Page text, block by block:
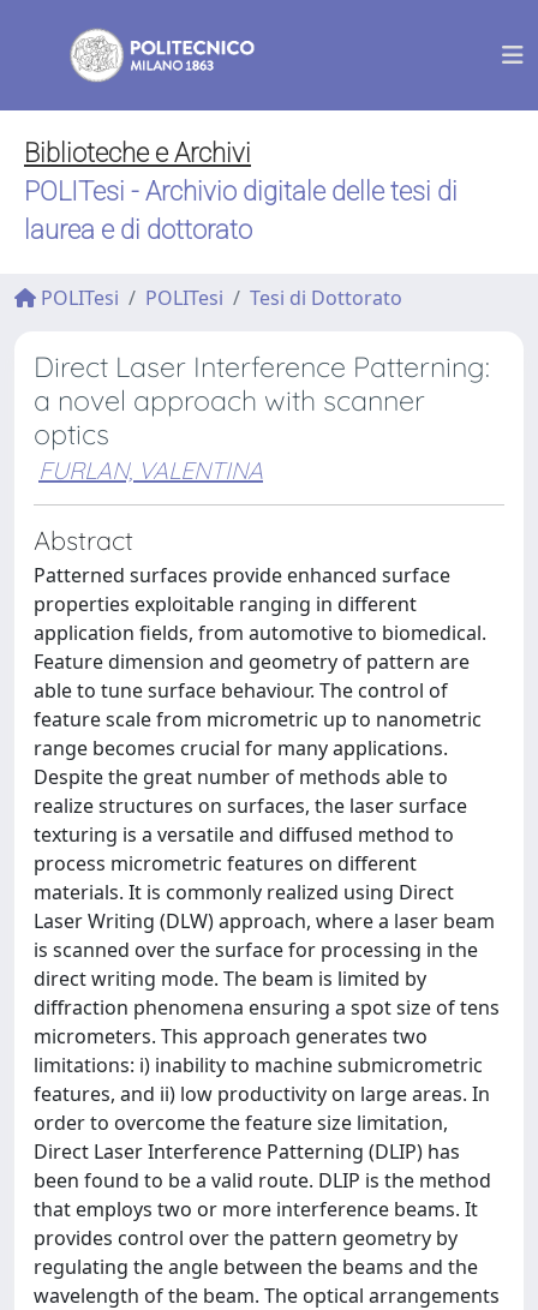
Biblioteche e Archivi
POLITesi - Archivio digitale delle tesi di
laurea e di dottorato
POLITesi POLITesi Tesi di Dottorato
Direct Laser Interference Patterning:
a novel approach with scanner
optics
FURLAN, VALENTINA
Abstract
Patterned surfaces provide enhanced surface
properties exploitable ranging in different
application fields, from automotive to biomedical.
Feature dimension and geometry of pattern are
able to tune surface behaviour. The control of
feature scale from micrometric up to nanometric
range becomes crucial for many applications.
Despite the great number of methods able to
realize structures on surfaces, the laser surface
texturing is a versatile and diffused method to
process micrometric features on different
materials. It is commonly realized using Direct
Laser Writing (DLW) approach, where a laser beam
is scanned over the surface for processing in the
direct writing mode. The beam is limited by
diffraction phenomena ensuring a spot size of tens
micrometers. This approach generates two
limitations: i) inability to machine submicrometric
features, and ii) low productivity on large areas. In
order to overcome the feature size limitation,
Direct Laser Interference Patterning (DLIP) has
been found to be a valid route. DLIP is the method
that employs two or more interference beams. It
provides control over the pattern geometry by
regulating the angle between the beams and the
wavelength of the beam. The optical arrangements